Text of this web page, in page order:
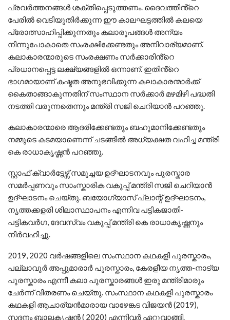
പ്രവർത്തനങ്ങൾ ശക്തിപ്പെടുത്തണം. ദൈവത്തിൻ്റെ
പേരിൽ വെടിയുതിർക്കുന്ന ഈ കാലഘട്ടത്തിൽ കലയെ
പ്രോത്സാഹിപ്പിക്കുന്നതും കലാരൂപങ്ങൾ അന്യം
നിന്നുപോകാതെ സംരക്ഷിക്കേണ്ടതും അനിവാര്യമാണ്.
കലാകാരന്മാരുടെ സംരക്ഷണം സർക്കാരിൻ്റെ
പ്രധാനപ്പെട്ട ലക്ഷ്യങ്ങളിൽ ഒന്നാണ്. ഇതിൻ്റെ
ഭാഗമായാണ് കഷ്ടത അനുഭവിക്കുന്ന കലാകാരന്മാർക്ക്
കൈതാങ്ങാകുന്നതിന് സംസ്ഥാന സർക്കാർ മഴമിഴി പദ്ധതി
നടത്തി വരുന്നതെന്നും മന്ത്രി സജി ചെറിയാൻ പറഞ്ഞു.
കലാകാരന്മാരെ ആദരിക്കേണ്ടതും ബഹുമാനിക്കേണ്ടതും
നമ്മുടെ കടമയാണെന്ന് ചടങ്ങിൽ അധ്യക്ഷത വഹിച്ച മന്ത്രി
കെ രാധാകൃഷ്ണൻ പറഞ്ഞു.
സ്റ്റാഫ് ക്വാർട്ടേഴ്സ് സമുച്ചയ ഉദ്ഘാടനവും പുരസ്കാര
സമർപ്പണവും സാംസ്കാരിക വകുപ്പ് മന്ത്രി സജി ചെറിയാൻ
ഉദ്ഘാടനം ചെയ്തു. ബയോഗ്യാസ് പ്ലാന്റ് ഉദ്ഘാടനം,
നൃത്തക്കളരി ശിലാസ്ഥാപനം എന്നിവ പട്ടികജാതി-
പട്ടികവർഗ, ദേവസ്വം വകുപ്പ് മന്ത്രി കെ രാധാകൃഷ്ണനും
നിർവഹിച്ചു.
2019, 2020 വർഷങ്ങളിലെ സംസ്ഥാന കഥകളി പുരസ്കാരം,
പല്ലാവൂർ അപ്പുമാരാർ പുരസ്കാരം, കേരളീയ നൃത്ത-നാട്യ
പുരസ്കാരം എന്നീ കലാ പുരസ്കാരങ്ങൾ ഇരു മന്ത്രിമാരും
ചേർന്ന് വിതരണം ചെയ്തു. സംസ്ഥാന കഥകളി പുരസ്കാരം
കഥകളി ആചാര്യൻമാരായ വാഴേങ്കട വിജയൻ (2019),
സദനം ബാലകൃഷ്ണൻ ( 2020) എന്നിവർ ഏറ്റുവാങ്ങി.